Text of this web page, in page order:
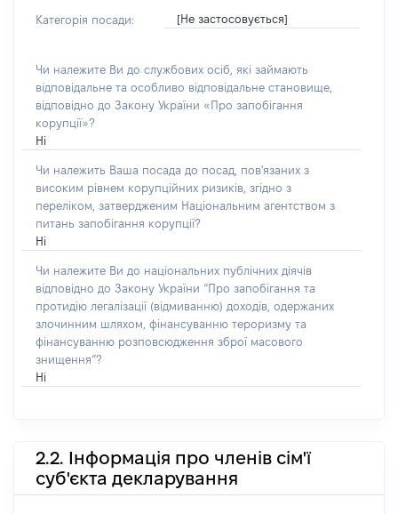
Категорія посади: [Не застосовується]
Чи належите Ви до службових осіб, які займають
відповідальне та особливо відповідальне становище,
відповідно до Закону України «Про запобігання
корупції»?
Ні
Чи належить Ваша посада до посад, пов'язаних з
високим рівнем корупційних ризиків, згідно з
переліком, затвердженим Національним агентством з
питань запобігання корупції?
Ні
Чи належите Ви до національних публічних діячів
відповідно до Закону України “Про запобігання та
протидію легалізації (відмиванню) доходів, одержаних
злочинним шляхом, фінансуванню тероризму та
фінансуванню розповсюдження зброї масового
знищення”?
Ні
2.2. Інформація про членів сім'ї
суб'єкта декларування